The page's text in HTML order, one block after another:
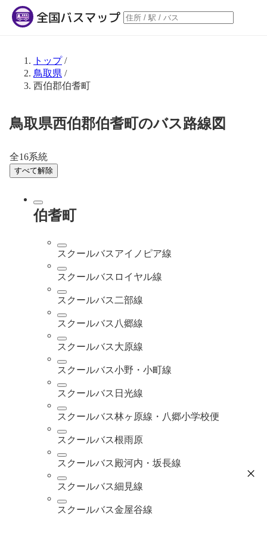
トップ/
鳥取県 /
西伯郡伯耆町
鳥取県西伯郡伯耆町のバス路線図
全16系統
すべて解除
伯耆町
スクールバスアイノピア線
スクールバスロイヤル線
スクールバス二部線
スクールバス八郷線
スクールバス大原線
スクールバス小野・小町線
スクールバス日光線
スクールバス林ヶ原線・八郷小学校便
スクールバス根雨原
スクールバス殿河内・坂長線
スクールバス細見線
スクールバス金屋谷線